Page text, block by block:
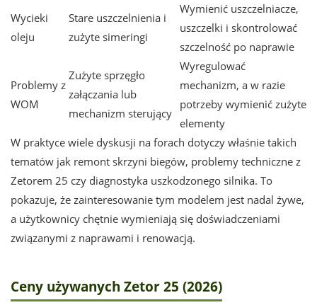
Wycieki
oleju
Stare uszczelnienia i
zużyte simeringi
Wymienić uszczelniacze,
uszczelki i skontrolować
szczelność po naprawie
Problemy z
WOM
Zużyte sprzęgło
załączania lub
mechanizm sterujący
Wyregulować
mechanizm, a w razie
potrzeby wymienić zużyte
elementy
W praktyce wiele dyskusji na forach dotyczy właśnie takich
tematów jak remont skrzyni biegów, problemy techniczne z
Zetorem 25 czy diagnostyka uszkodzonego silnika. To
pokazuje, że zainteresowanie tym modelem jest nadal żywe,
a użytkownicy chętnie wymieniają się doświadczeniami
związanymi z naprawami i renowacją.
Ceny używanych Zetor 25 (2026)